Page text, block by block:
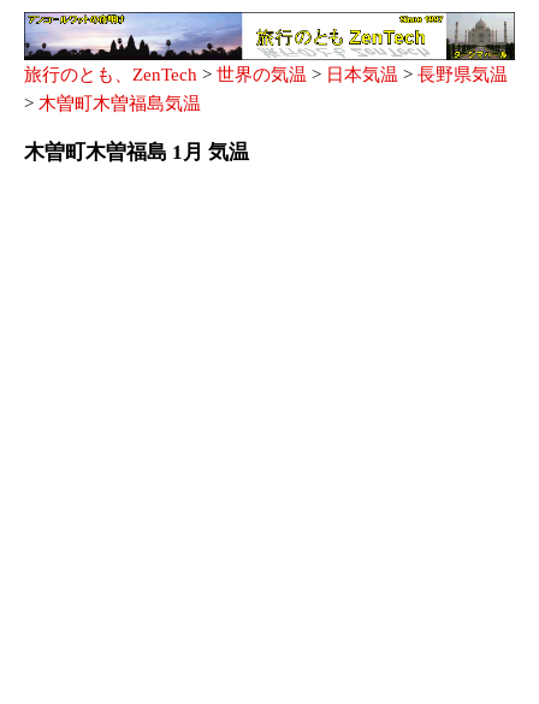
旅行のとも、ZenTech > 世界の気温 > 日本気温 > 長野県気温
> 木曽町木曽福島気温
木曽町木曽福島 1月 気温